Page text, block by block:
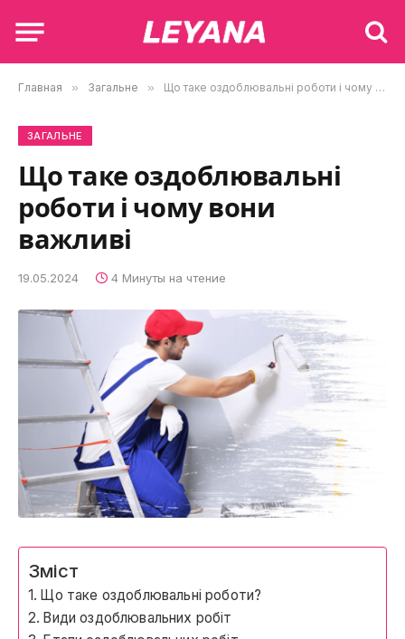
Главная » Загальне » Що таке оздоблювальні роботи і чому вони важливі
ЗАГАЛЬНЕ
Що таке оздоблювальні
роботи і чому вони
важливі
19.05.2024 4 Минуты на чтение
Зміст
Що таке оздоблювальні роботи?
Види оздоблювальних робіт